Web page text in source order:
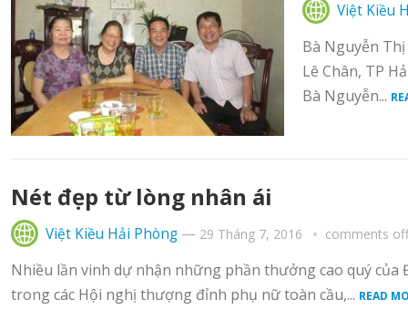
Việt Kiều
Bà Nguyễn
Lê Chân, TP
Bà Nguyễn...
Nét đẹp từ lòng nhân ái
Việt Kiều Hải Phòng — 29 Tháng 7, 2016 comments off
Nhiều lần vinh dự nhận những phần thưởng cao quý
trong các Hội nghị thượng đỉnh phụ nữ toàn cầu,... READ